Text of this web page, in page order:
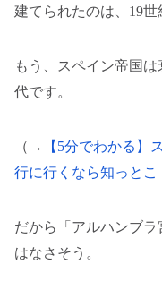
建てられたのは、19世
もう、スペイン帝国
代です。
（→
【5分でわかる】
行に行くなら知っとこ
だから「アルハンブ
はなさそう。